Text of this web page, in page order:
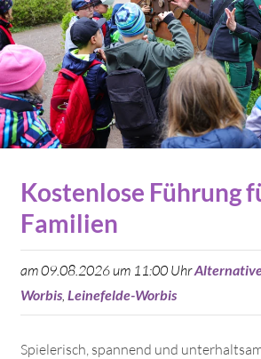
Kostenlose Führung
Familien
am 09.08.2026 um 11:00 Uhr
Worbis Leinefelde-Worbis
Spielerisch, spannend und